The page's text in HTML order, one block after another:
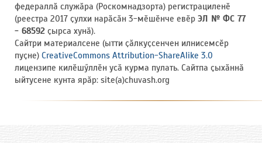
федераллӑ служӑра (Роскомнадзорта) регистрациленӗ
(реестра 2017 ҫулхи нарӑсӑн 3-мӗшӗнче евӗр ЭЛ № ФС 77
- 68592 ҫырса хунӑ).
Сайтри материалсене (ытти ҫӑлкуҫсенчен илнисемсӗр
пуҫне) CreativeCommons Attribution-ShareAlike 3.0
лицензипе килӗшӳллӗн усӑ курма пулать. Сайтпа ҫыхӑннӑ
ыйтусене кунта ярӑр: site(a)chuvash.org